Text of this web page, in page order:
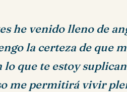
he venido lleno de
la certeza de que
lo que te estoy
me permitirá vivir